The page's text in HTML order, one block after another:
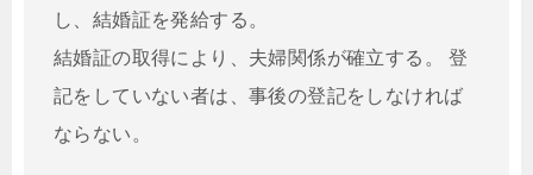
し、結婚証を発給する。
結婚証の取得により、夫婦関係が確立する。 登
記をしていない者は、事後の登記をしなければ
ならない。